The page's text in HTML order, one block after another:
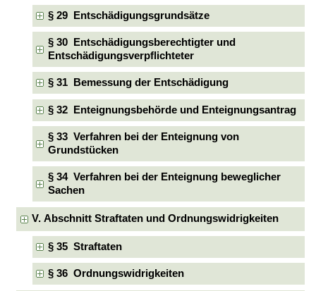
§ 29 Entschädigungsgrundsätze
§ 30 Entschädigungsberechtigter und
Entschädigungsverpflichteter
§ 31 Bemessung der Entschädigung
§ 32 Enteignungsbehörde und Enteignungsantrag
§ 33 Verfahren bei der Enteignung von
Grundstücken
§ 34 Verfahren bei der Enteignung beweglicher
Sachen
V. Abschnitt Straftaten und Ordnungswidrigkeiten
§ 35 Straftaten
§ 36 Ordnungswidrigkeiten